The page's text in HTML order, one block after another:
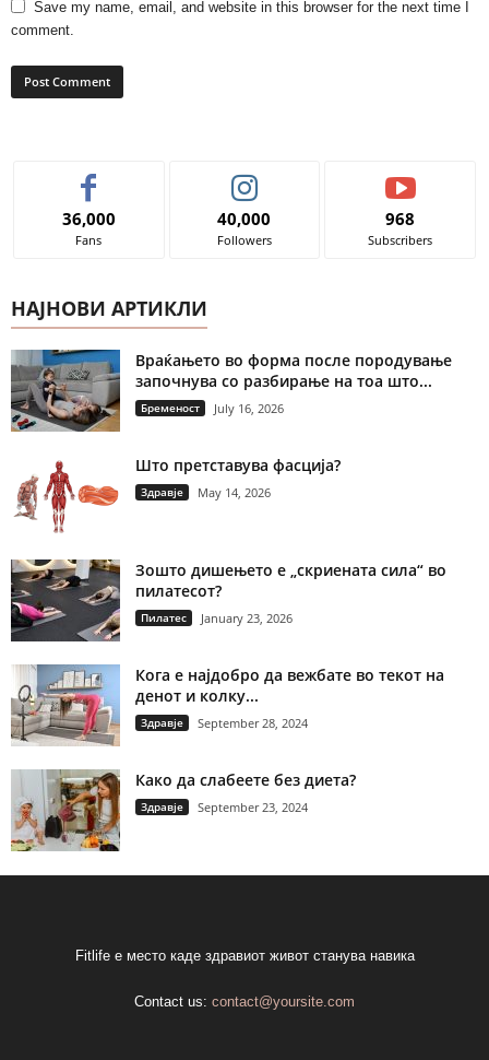
Save my name, email, and website in this browser for the next time I
comment.
36,000
Fans
40,000
Followers
968
Subscribers
НАЈНОВИ АРТИКЛИ
Враќањето во форма после породување
започнува со разбирање на тоа што...
Бременост July 16, 2026
Што претставува фасција?
Здравје May 14, 2026
Зошто дишењето е „скриената сила“ во
пилатесот?
Пилатес January 23, 2026
Кога е најдобро да вежбате во текот на
денот и колку...
Здравје September 28, 2024
Како да слабеете без диета?
Здравје September 23, 2024
Fitlife е место каде здравиот живот станува навика
Contact us: contact@yoursite.com